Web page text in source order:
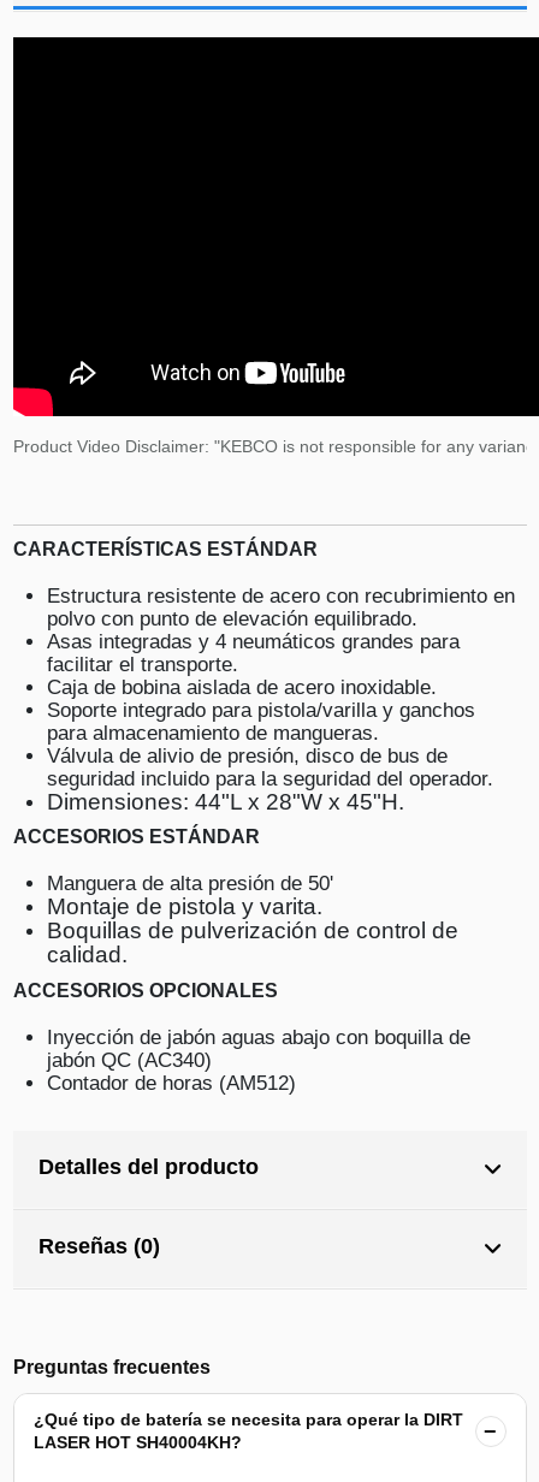
Product Video Disclaimer: "KEBCO is not responsible for any
CARACTERÍSTICAS ESTÁNDAR
Estructura resistente de acero con recubrimiento en
polvo con punto de elevación equilibrado.
Asas integradas y 4 neumáticos grandes para
facilitar el transporte.
Caja de bobina aislada de acero inoxidable.
Soporte integrado para pistola/varilla y ganchos
para almacenamiento de mangueras.
Válvula de alivio de presión, disco de bus de
seguridad incluido para la seguridad del operador.
Dimensiones: 44"L x 28"W x 45"H.
ACCESORIOS ESTÁ NDAR
Manguera de alta presión de 50'
Montaje de pistola y varita.
Boquillas de pulverización de control de
calidad.
ACCESORIOS OPCIONALES
Inyección de jabón aguas abajo con boquilla de
jabón QC (AC340)
Contador de horas (AM512)
Detalles del producto
Reseñas (0)
Preguntas frecuentes
¿Qué tipo de batería se necesita para operar la DIRT
LASER HOT SH40004KH?
−